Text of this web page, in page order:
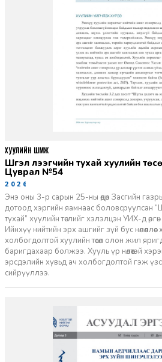
Шүгэл үлээгчийн тухай хуулийн төсөлд өгөх шүүмж -
Цуврал №54
2026-07-27
Энэ оны 3-р сарын 25-ны өдөр Засгийн
дотоод хэргийн яамнаас боловсруулсан
тухай” хуулийн төслийг хэлэлцэн УИХ-д
Ийнхүү нийтийн эрх ашгийг зүй бус
холбогдолтой хуулийн төсөл олон жил
баригдахаар болжээ. Хууль үр нөлөөтэй
эрсдэлийн хувьд ач холбогдолтой гэж
сийрүүллээ.
ХУУЛИЙН ШҮҮМЖ